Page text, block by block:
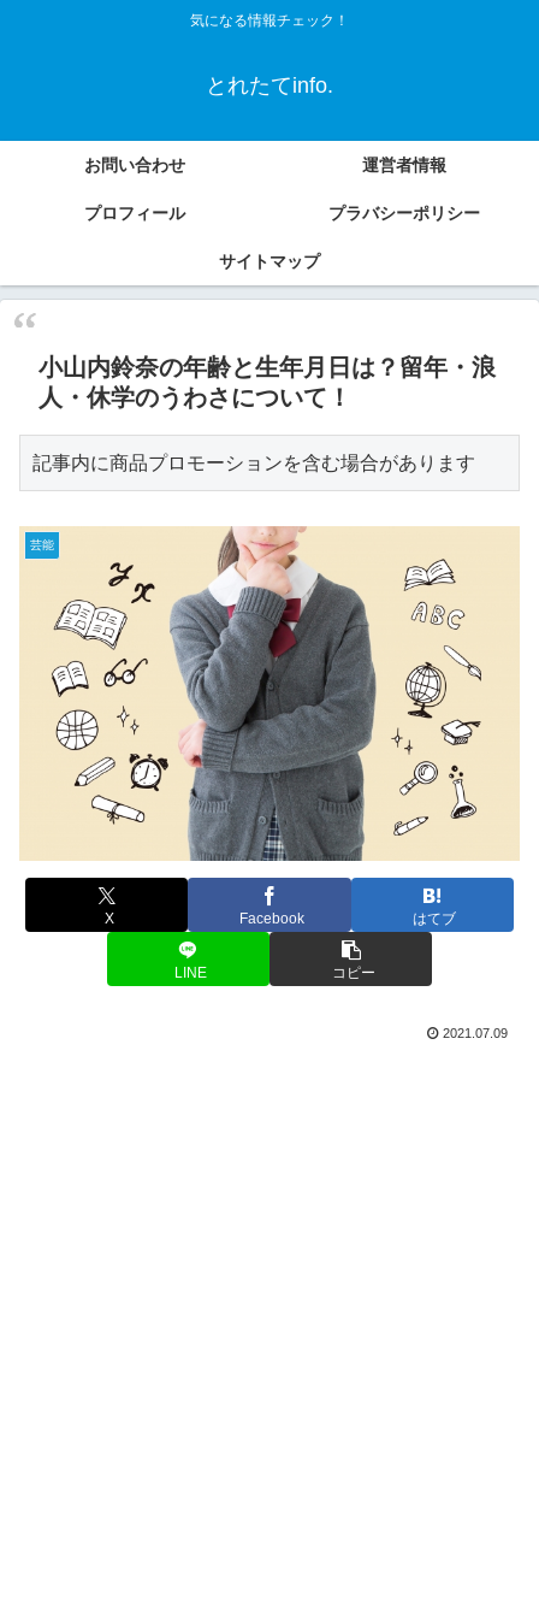
気になる情報チェック！
とれたてinfo.
お問い合わせ 運営者情報
プロフィール プラバシーポリシー
サイトマップ
小山内鈴奈の年齢と生年月日は？留年・浪
人・休学のうわさについて！
記事内に商品プロモーションを含む場合があります
芸能
X Facebook はてブ
LINE コピー
2021.07.09